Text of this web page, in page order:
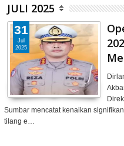
JULI 2025
Sumbar mencatat kenaikan
tilang e…
31
Jul
2025